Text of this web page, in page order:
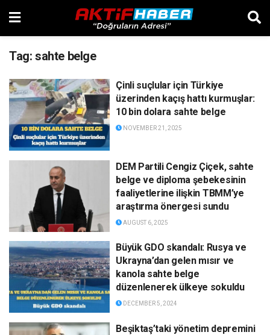
Tag: sahte belge
Çinli suçlular için Türkiye
üzerinden kaçış hattı kurmuşlar:
10 bin dolara sahte belge
NOVEMBER 21, 2025
DEM Partili Cengiz Çiçek, sahte
belge ve diploma şebekesinin
faaliyetlerine ilişkin TBMM’ye
araştırma önergesi sundu
AUGUST 6, 2025
Büyük GDO skandalı: Rusya ve
Ukrayna’dan gelen mısır ve
kanola sahte belge
düzenlenerek ülkeye sokuldu
DECEMBER 5, 2024
Beşiktaş’taki yönetim depremini